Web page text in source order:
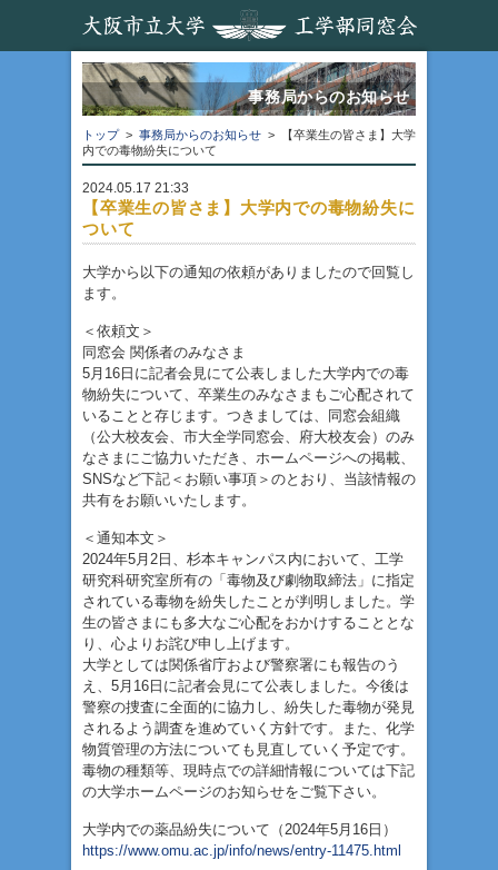
事務局からのお知らせ
トップ > 事務局からのお知らせ > 【卒業生の皆さま】大学
内での毒物紛失について
2024.05.17 21:33
【卒業生の皆さま】大学内での毒物紛失に
ついて
大学から以下の通知の依頼がありましたので回覧し
ます。
＜依頼文＞
同窓会 関係者のみなさま
5月16日に記者会見にて公表しました大学内での毒
物紛失について、卒業生のみなさまもご心配されて
いることと存じます。つきましては、同窓会組織
（公大校友会、市大全学同窓会、府大校友会）のみ
なさまにご協力いただき、ホームページへの掲載、
SNSなど下記＜お願い事項＞のとおり、当該情報の
共有をお願いいたします。
＜通知本文＞
2024年5月2日、杉本キャンパス内において、工学
研究科研究室所有の「毒物及び劇物取締法」に指定
されている毒物を紛失したことが判明しました。学
生の皆さまにも多大なご心配をおかけすることとな
り、心よりお詫び申し上げます。
大学としては関係省庁および警察署にも報告のう
え、5月16日に記者会見にて公表しました。今後は
警察の捜査に全面的に協力し、紛失した毒物が発見
されるよう調査を進めていく方針です。また、化学
物質管理の方法についても見直していく予定です。
毒物の種類等、現時点での詳細情報については下記
の大学ホームページのお知らせをご覧下さい。
大学内での薬品紛失について（2024年5月16日）
https://www.omu.ac.jp/info/news/entry-11475.html